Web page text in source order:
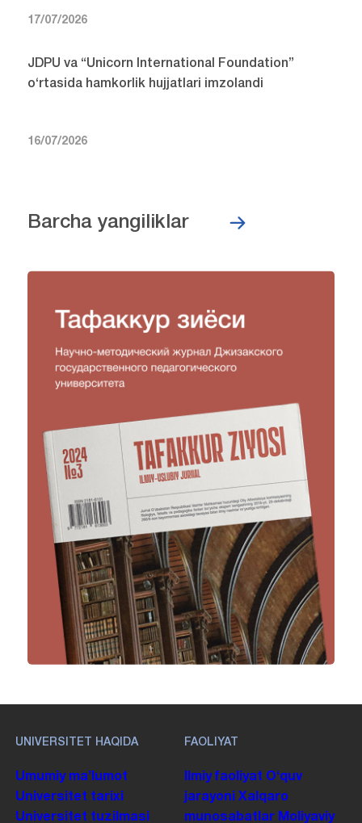
17/07/2026
JDPU va “Unicorn International Foundation”
o‘rtasida hamkorlik hujjatlari imzolandi
16/07/2026
Barcha yangiliklar
UNIVERSITET HAQIDA
Umumiy maʼlumot
Universitet tarixi
Universitet tuzilmasi
FAOLIYAT
Ilmiy faoliyat Oʻquv
jarayoni Xalqaro
munosabatlar Moliyaviy